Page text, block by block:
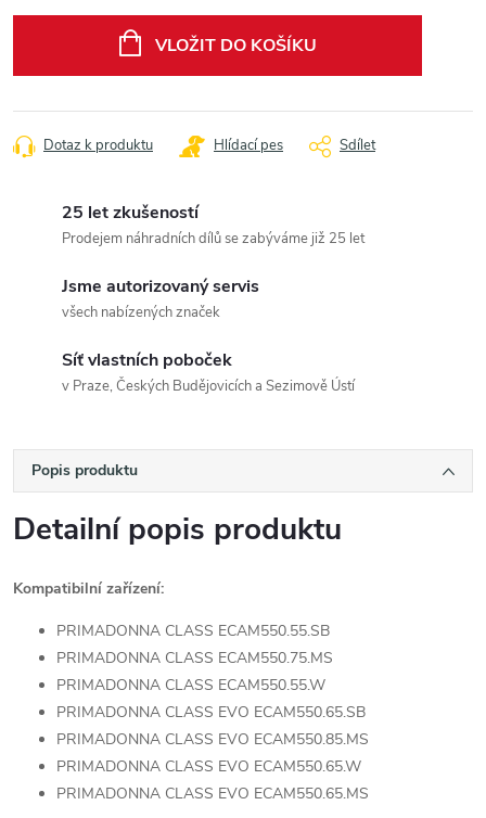
VLOŽIT DO KOŠÍKU
Dotaz k produktu Hlídací pes Sdílet
25 let zkušeností
Prodejem náhradních dílů se zabýváme již 25 let
Jsme autorizovaný servis
všech nabízených značek
Síť vlastních poboček
v Praze, Českých Budějovicích a Sezimově Ústí
Popis produktu
Detailní popis produktu
Kompatibilní zařízení:
PRIMADONNA CLASS ECAM550.55.SB
PRIMADONNA CLASS ECAM550.75.MS
PRIMADONNA CLASS ECAM550.55.W
PRIMADONNA CLASS EVO ECAM550.65.SB
PRIMADONNA CLASS EVO ECAM550.85.MS
PRIMADONNA CLASS EVO ECAM550.65.W
PRIMADONNA CLASS EVO ECAM550.65.MS